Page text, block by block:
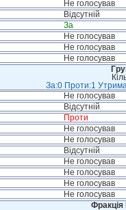
Не голосував
Відсутній
За
Не голосував
Не голосував
Не голосував
За:0 Проти:1
Не голосував
Відсутній
Проти
Не голосував
Не голосував
Відсутній
Не голосував
Не голосував
Не голосував
Не голосував